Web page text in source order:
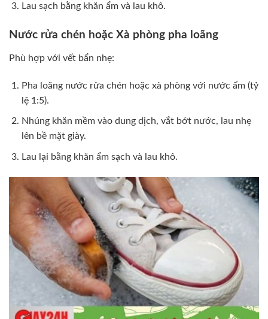
Lau sạch bằng khăn ẩm và lau khô.
Nước rửa chén hoặc Xà phòng pha loãng
Phù hợp với vết bẩn nhẹ:
Pha loãng nước rửa chén hoặc xà phòng với nước ấm (tỷ
lệ 1:5).
Nhúng khăn mềm vào dung dịch, vắt bớt nước, lau nhẹ
lên bề mặt giày.
Lau lại bằng khăn ẩm sạch và lau khô.